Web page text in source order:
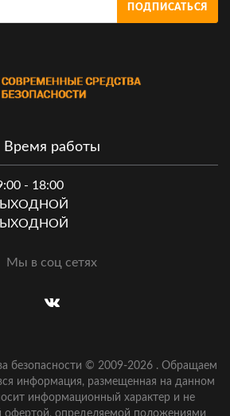
ПОДПИСАТЬСЯ
Время работы
- 18:00
Мы в соц сетях
безопасности © 2009-2026. Обращаем
информация, размещенная на данном
информационный характер и не